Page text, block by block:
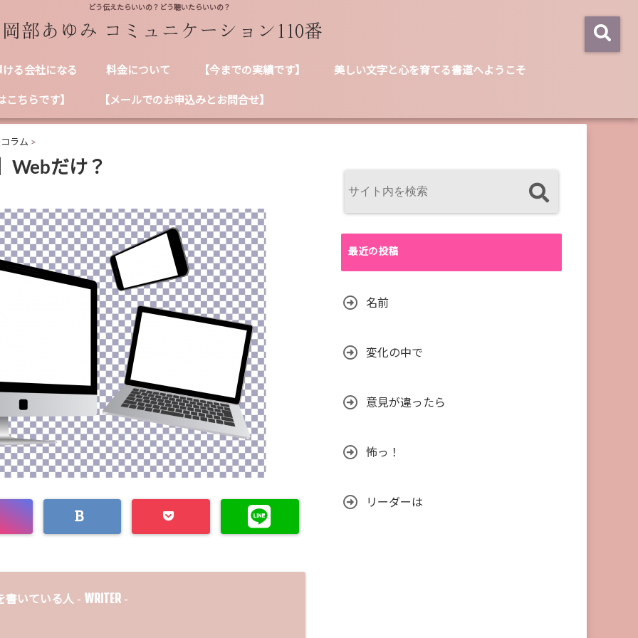
どう伝えたらいいの？どう聴いたらいいの？
る会社になる 料金について 【今までの実績です】 美しい文字と心を育てる書道へようこそ
こちらです】 【メールでのお申込みとお問合せ】
ラム >
Webだけ？
書いている人 - WRITER -
最近の投稿
名前
変化の中で
意見が違ったら
怖っ！
リーダーは